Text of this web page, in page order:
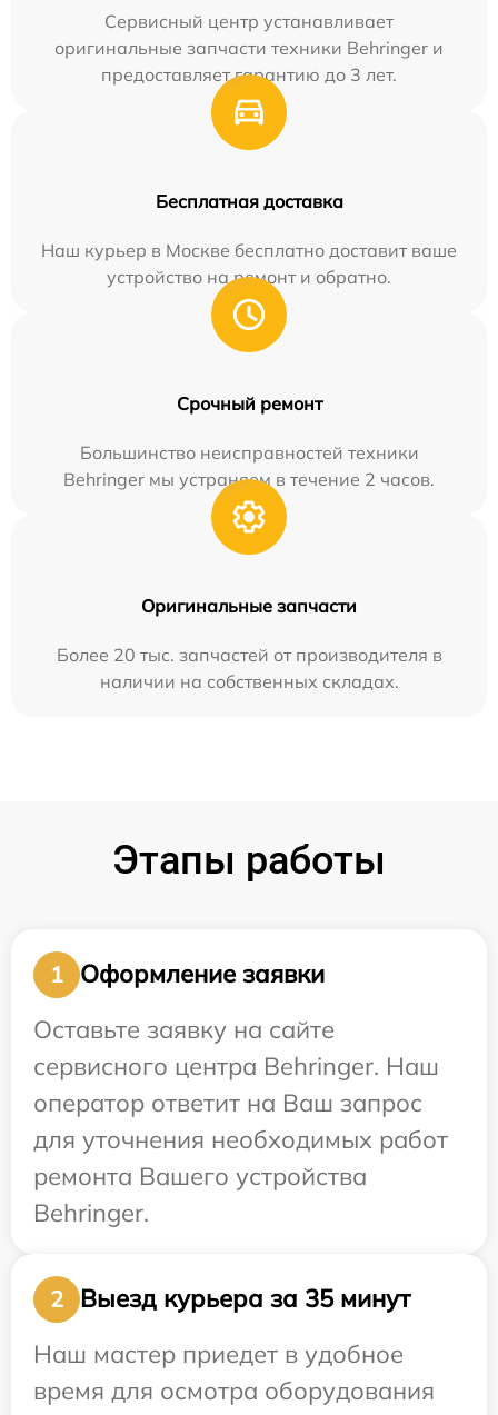
Сервисный центр устанавливает
оригинальные запчасти техники Behringer и
предоставляет гарантию до 3 лет.
Бесплатная доставка
Наш курьер в Москве бесплатно доставит ваше
устройство на ремонт и обратно.
Срочный ремонт
Большинство неисправностей техники
Behringer мы устраняем в течение 2 часов.
Оригинальные запчасти
Более 20 тыс. запчастей от производителя в
наличии на собственных складах.
Этапы работы
1
Оформление заявки
Оставьте заявку на сайте
сервисного центра Behringer. Наш
оператор ответит на Ваш запрос
для уточнения необходимых работ
ремонта Вашего устройства
Behringer.
2
Выезд курьера за 35 минут
Наш мастер приедет в удобное
время для осмотра оборудования